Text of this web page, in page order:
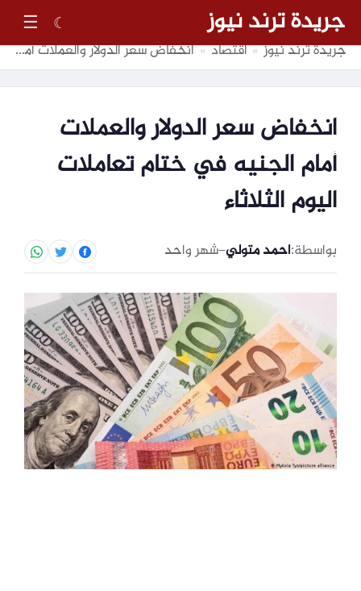
جريدة ترند نيوز ☾
☰
جريدة ترند نيوز » اقتصاد » انخفاض سعر الدولار والعملات أمام الجنيه في ختام تعاملات اليوم الثلاثاء
انخفاض سعر الدولار والعملات
أمام الجنيه في ختام تعاملات
اليوم الثلاثاء
بواسطة:احمد متولي–شهر واحد